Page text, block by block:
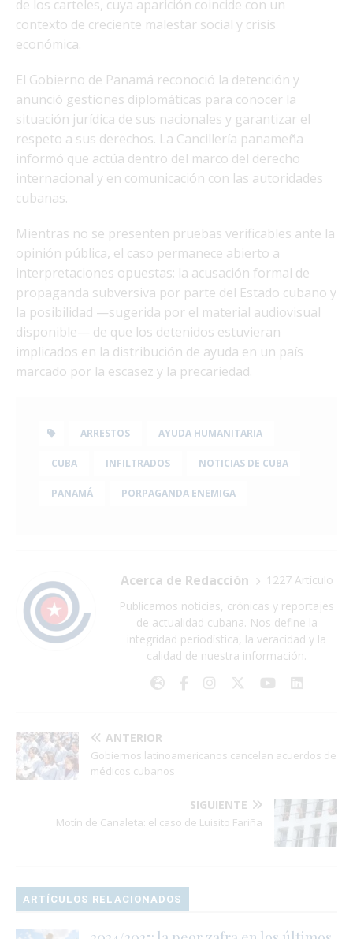
de los carteles, cuya aparición coincide con un
contexto de creciente malestar social y crisis
económica.
El Gobierno de Panamá reconoció la detención y
anunció gestiones diplomáticas para conocer la
situación jurídica de sus nacionales y garantizar el
respeto a sus derechos. La Cancillería panameña
informó que actúa dentro del marco del derecho
internacional y en comunicación con las autoridades
cubanas.
Mientras no se presenten pruebas verificables ante la
opinión pública, el caso permanece abierto a
interpretaciones opuestas: la acusación formal de
propaganda subversiva por parte del Estado cubano y
la posibilidad —sugerida por el material audiovisual
disponible— de que los detenidos estuvieran
implicados en la distribución de ayuda en un país
marcado por la escasez y la precariedad.
ARRESTOS AYUDA HUMANITARIA
CUBA INFILTRADOS NOTICIAS DE CUBA
PANAMÁ PORPAGANDA ENEMIGA
Acerca de Redacción
1227 Artículo
Publicamos noticias, crónicas y reportajes
de actualidad cubana. Nos define la
integridad periodística, la veracidad y la
calidad de nuestra información.
ANTERIOR
Gobiernos latinoamericanos cancelan acuerdos de
médicos cubanos
SIGUIENTE
Motín de Canaleta: el caso de Luisito Fariña
ARTÍCULOS RELACIONADOS